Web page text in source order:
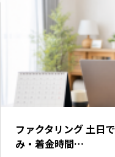
ファクタリング 土日
み・着金時間…